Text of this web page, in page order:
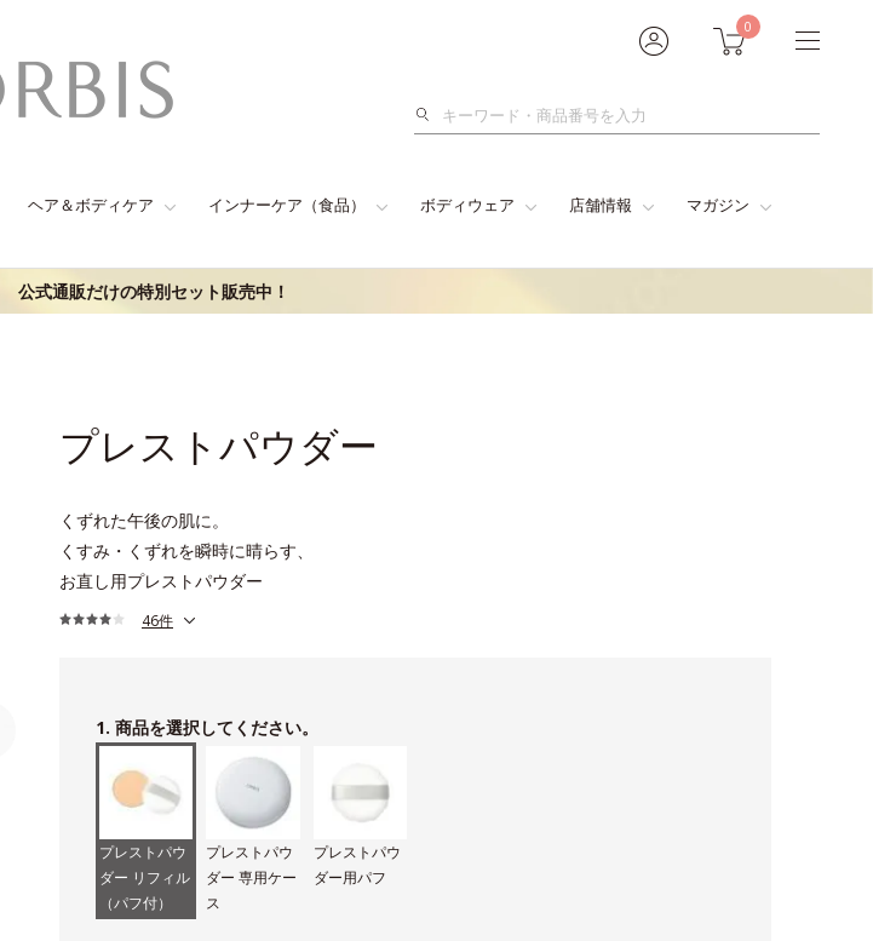
0
検
ヘア＆ボディケア インナーケア（食品） ボディウェア 店舗情報 マガジン
公式通販だけの特別セット販売中！
プレストパウダー
くずれた午後の肌に。
くすみ・くずれを瞬時に晴らす、
お直し用プレストパウダー
46件
1. 商品を選択してください。
プレストパウ
ダー リフィル
（パフ付）
プレストパウ
ダー 専用ケー
ス
プレストパウ
ダー用パフ